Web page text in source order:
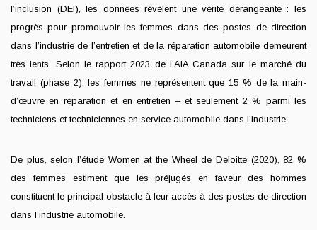
l’inclusion (DEI), les données révèlent une vérité dérangeante : les
progrès pour promouvoir les femmes dans des postes de direction
dans l’industrie de l’entretien et de la réparation automobile demeurent
très lents. Selon le rapport 2023 de l’AIA Canada sur le marché du
travail (phase 2), les femmes ne représentent que 15 % de la main-
d’œuvre en réparation et en entretien – et seulement 2 % parmi les
techniciens et techniciennes en service automobile dans l’industrie.
De plus, selon l’étude Women at the Wheel de Deloitte (2020), 82 %
des femmes estiment que les préjugés en faveur des hommes
constituent le principal obstacle à leur accès à des postes de direction
dans l’industrie automobile.